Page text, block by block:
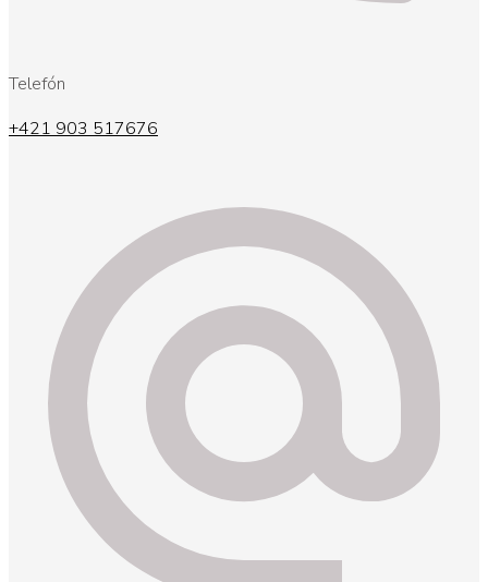
Telefón
+421 903 517676